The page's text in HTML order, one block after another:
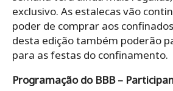
exclusivo. As estalecas vão
poder de comprar aos
desta edição também poderão
para as festas do confinamento.
Programação do BBB –